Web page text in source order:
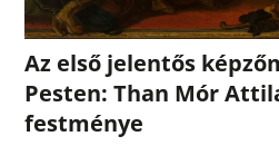
Az első jelentős
Pesten: Than Mór
festménye